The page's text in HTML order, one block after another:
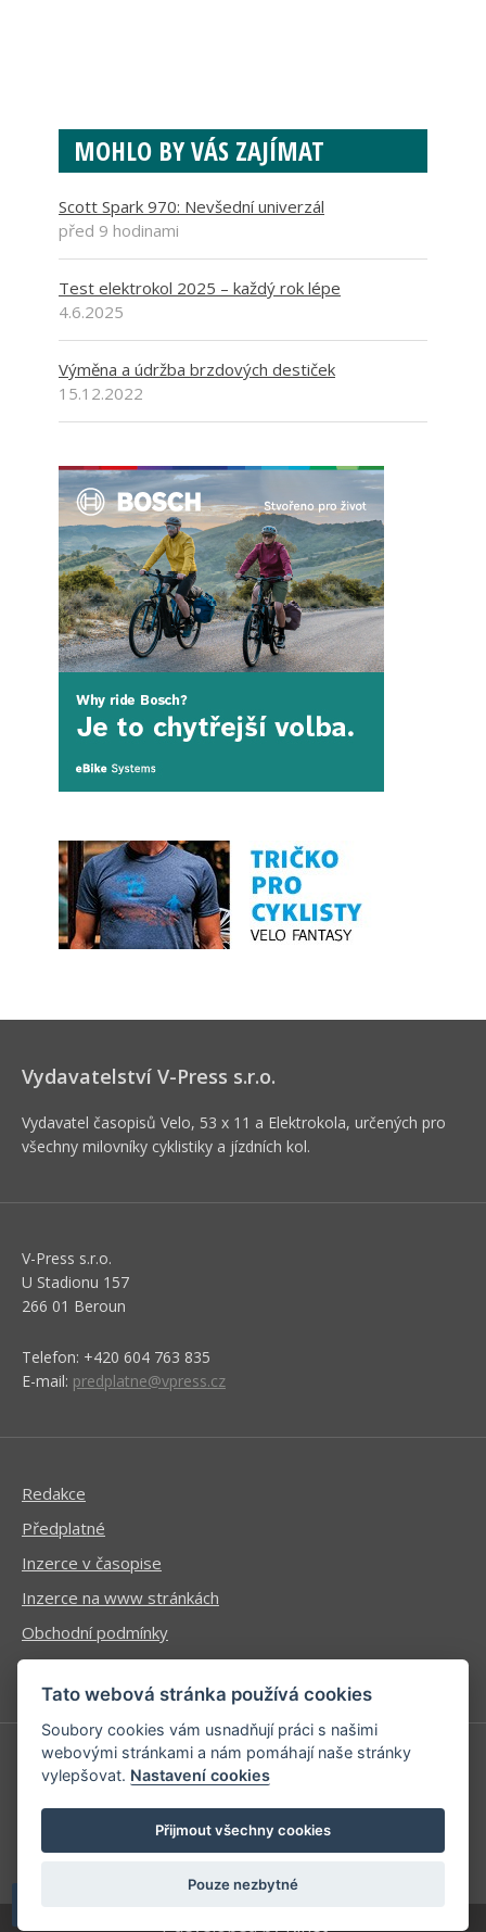
MOHLO BY VÁS ZAJÍMAT
Scott Spark 970: Nevšední univerzál
před 9 hodinami
Test elektrokol 2025 – každý rok lépe
4.6.2025
Výměna a údržba brzdových destiček
15.12.2022
Vydavatelství V-Press s.r.o.
Vydavatel časopisů Velo, 53 x 11 a Elektrokola, určených pro
všechny milovníky cyklistiky a jízdních kol.
V-Press s.r.o.
U Stadionu 157
266 01 Beroun
Telefon: +420 604 763 835
E-mail: predplatne@vpress.cz
Redakce
Předplatné
Inzerce v časopise
Inzerce na www stránkách
Obchodní podmínky
Ochrana osobních údajů
Příhlášení | Registrace
Kontaktní informace
Mapa stránek
| developed byKinet
Tato webová stránka používá cookies
Soubory cookies vám usnadňují práci s našimi
webovými stránkami a nám pomáhají naše stránky
vylepšovat. Nastavení cookies
Přijmout všechny cookies
Pouze nezbytné